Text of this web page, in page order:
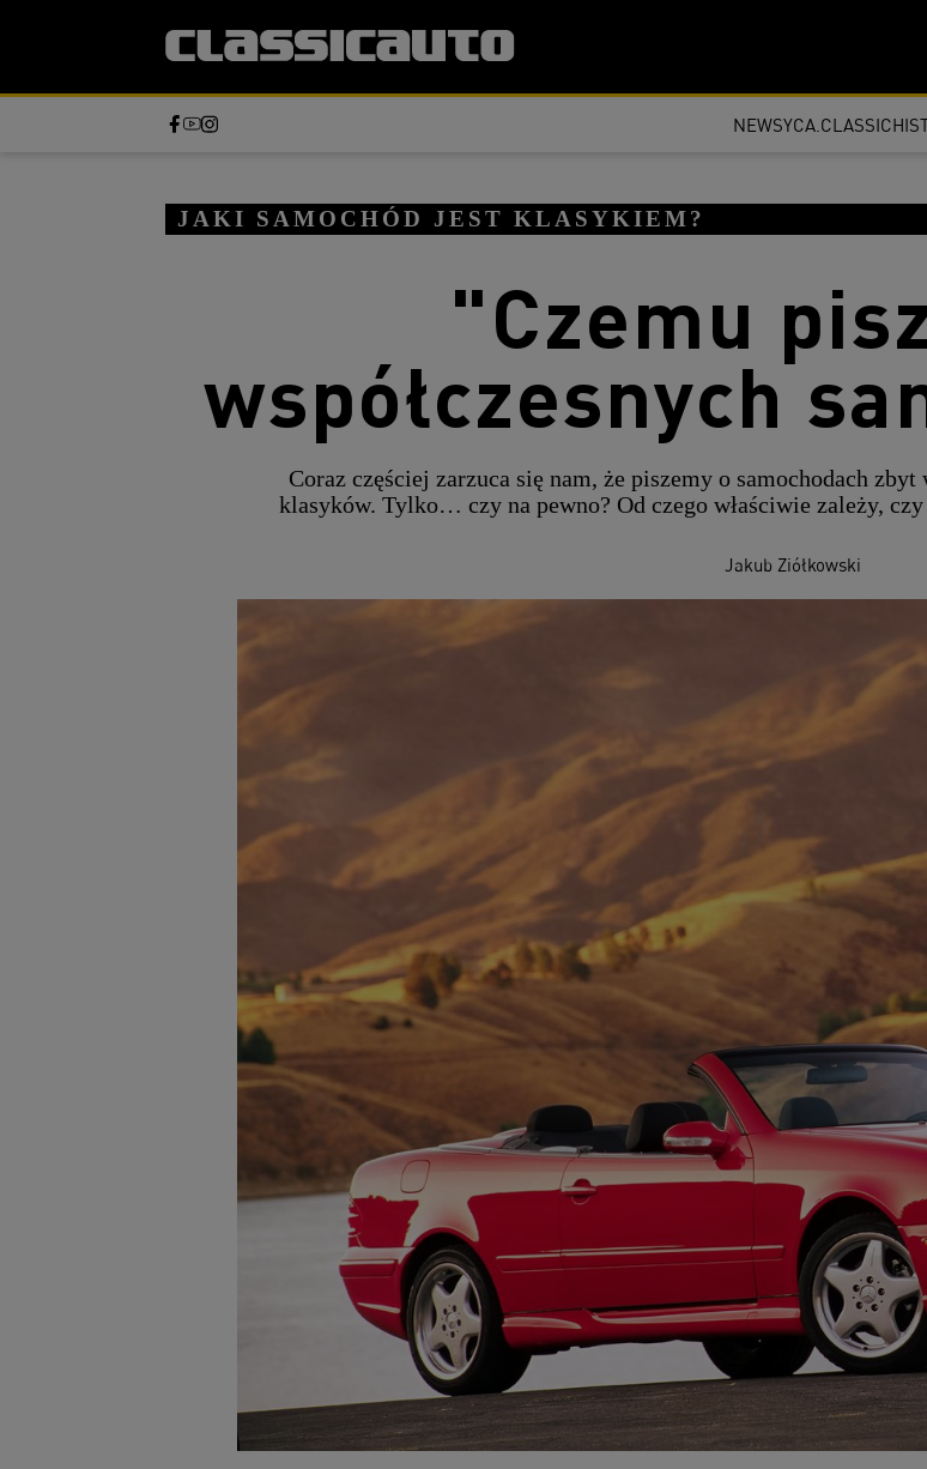
NEWSYCA.CLASSIC
JAKI SAMOCHÓD JEST KLASYKIEM?
"Czemu
współczesnych
Coraz częściej zarzuca się nam, że piszemy o samochodach zbyt
klasyków. Tylko… czy na pewno? Od czego właściwie zależy,
Jakub Ziółkowski